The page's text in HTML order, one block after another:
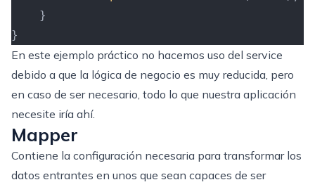
    }
}
En este ejemplo práctico no hacemos uso del service
debido a que la lógica de negocio es muy reducida, pero
en caso de ser necesario, todo lo que nuestra aplicación
necesite iría ahí.
Mapper
Contiene la configuración necesaria para transformar los
datos entrantes en unos que sean capaces de ser